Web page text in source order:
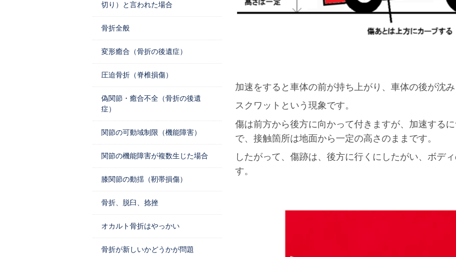
加速をすると車体の前が持ち上がり、車体の後が沈
スクワットという現象です。
傷は前方から後方に向かって付きますが、加速する
で、接触箇所は地面から一定の高さのままです。
したがって、傷跡は、後方に行くにしたがい、ボデ
す。
切り）と言われた場合
骨折全般
変形癒合（骨折の後遺症）
圧迫骨折（脊椎損傷）
偽関節・癒合不全（骨折の後遺
症）
関節の可動域制限（機能障害）
関節の機能障害が複数生じた場合
膝関節の動揺（靭帯損傷）
骨折、脱臼、捻挫
オカルト骨折はやっかい
骨折が新しいかどうかが問題